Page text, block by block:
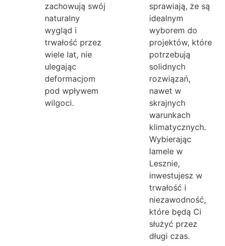
zachowują swój
naturalny
wygląd i
trwałość przez
wiele lat, nie
ulegając
deformacjom
pod wpływem
wilgoci.
sprawiają, że są
idealnym
wyborem do
projektów, które
potrzebują
solidnych
rozwiązań,
nawet w
skrajnych
warunkach
klimatycznych.
Wybierając
lamele w
Lesznie,
inwestujesz w
trwałość i
niezawodność,
które będą Ci
służyć przez
długi czas.